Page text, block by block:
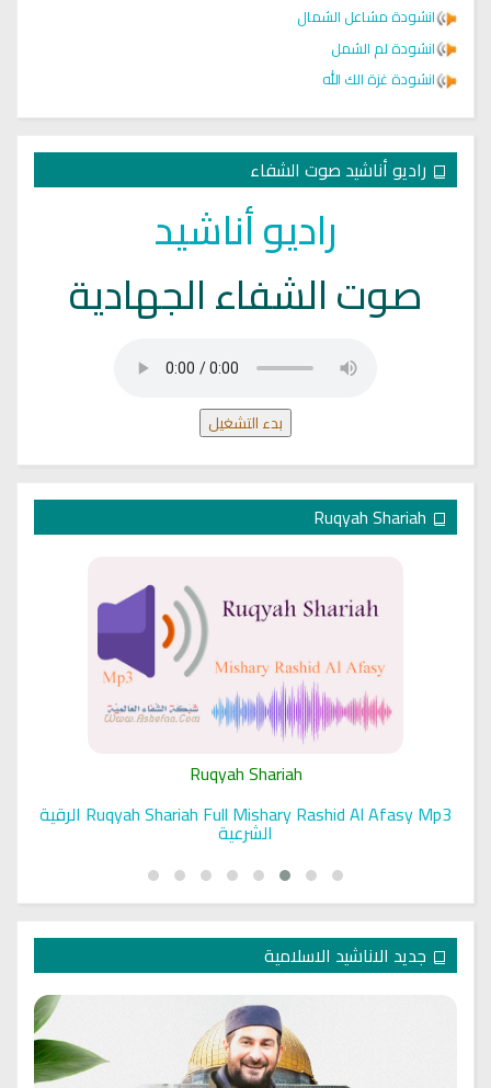
انشودة مشاعل الشمال
انشودة لم الشمل
انشودة غزة الك الله
راديو أناشيد صوت الشفاء
راديو أناشيد
صوت الشفاء الجهادية
بدء التشغيل
Ruqyah Shariah
Ruqyah Shariah Full Mishary Rashid Al Afasy Mp3 الرقية
الشرعية
جديد الاناشيد الاسلامية